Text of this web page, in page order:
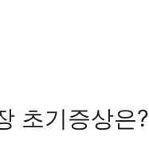
초기증상은?